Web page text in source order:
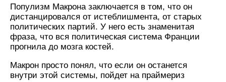
Популизм Макрона заключается в том, что он
дистанцировался от истеблишмента, от старых
политических партий. У него есть знаменитая
фраза, что вся политическая система Франции
прогнила до мозга костей.
Макрон просто понял, что если он останется
внутри этой системы, пойдет на праймериз